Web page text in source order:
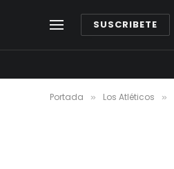
SUSCRIBETE
Portada » Los Atléticos »